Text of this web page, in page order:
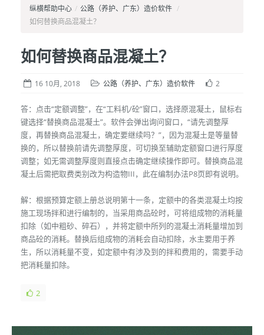
纵横帮助中心 / 公路（养护、广东）造价软件 /
如何替换商品混凝土？
如何替换商品混凝土？
16 10月, 2018 公路（养护、广东）造价软件 2
答：点击“定额调整”，在“工料机/砼”窗口，选择原混凝土，鼠标右
键选择“替换商品混凝土”。软件会弹出询问窗口，“请先调整厚
度，再替换商品混凝土，确定要继续吗？”，因为混凝土是等量替
换的，所以替换前请先调整厚度，可切换至辅助定额窗口进行厚度
调整；如无需调整厚度则直接点击确定继续操作即可。替换商品混
凝土后需把取费类别改为构造物III，此在编制办法P8页即有说明。
解：根据预算定额上册总说明第十一条，定额中的各类混凝土均按
施工现场拌和进行编制的，当采用商品砼时，可将组成物的消耗量
扣除（如中粗砂、碎石），并将定额中所列的混凝土消耗量增加到
商品砼的消耗。替换后组成物的消耗会自动扣除，水主要用于养
生，所以消耗量不变，如定额中有涉及到的拌和费用的，需要手动
把消耗量扣除。
2